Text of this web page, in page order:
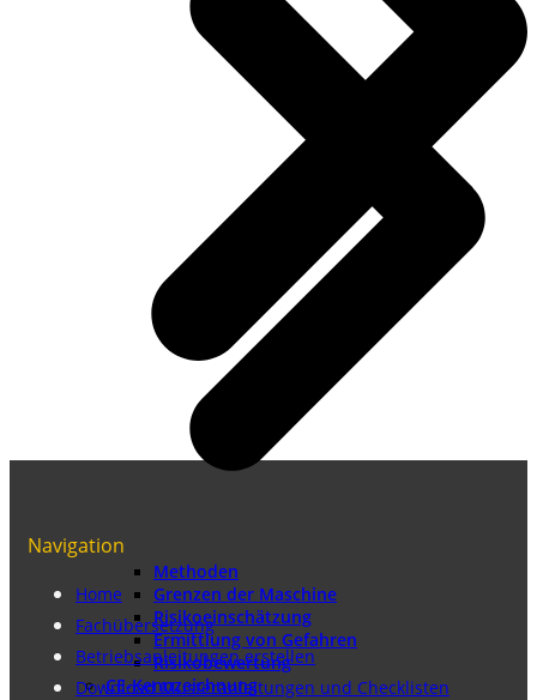
Methoden
Grenzen der Maschine
Risikoeinschätzung
Ermittlung von Gefahren
Risikobewertung
CE-Kennzeichnung
Navigation
Home
Fachübersetzung
Betriebsanleitungen erstellen
Download Musteranleitungen und Checklisten